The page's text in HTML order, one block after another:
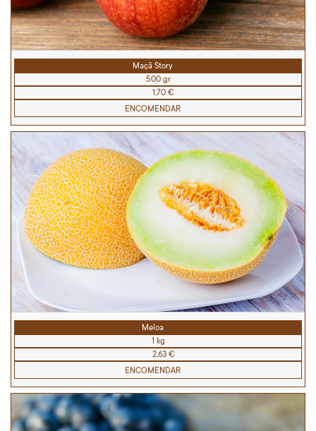
Maçã Story
500 gr
1,70 €
ENCOMENDAR
Meloa
1 kg
2,63 €
ENCOMENDAR